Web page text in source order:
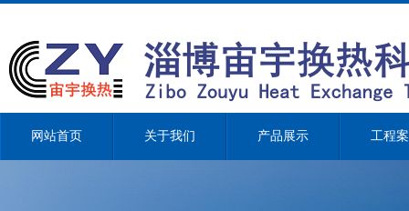
网站首页 关于我们 产品展示 工程